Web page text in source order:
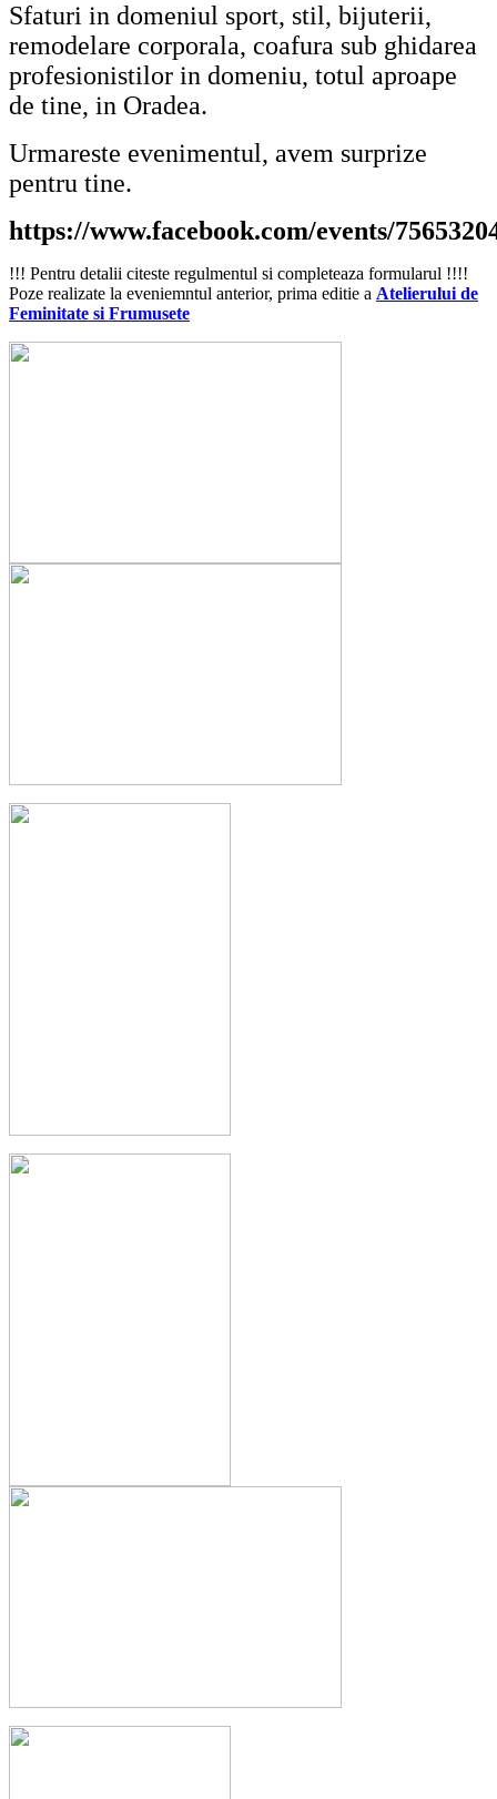
Sfaturi in domeniul sport, stil, bijuterii,
remodelare corporala, coafura sub ghidarea
profesionistilor in domeniu, totul aproape
de tine, in Oradea.
Urmareste evenimentul, avem surprize
pentru tine.
https://www.facebook.com/events/
!!! Pentru detalii citeste regulmentul si completeaza formularul !!!!
Poze realizate la eveniemntul anterior, prima editie a Atelierului de
Feminitate si Frumusete